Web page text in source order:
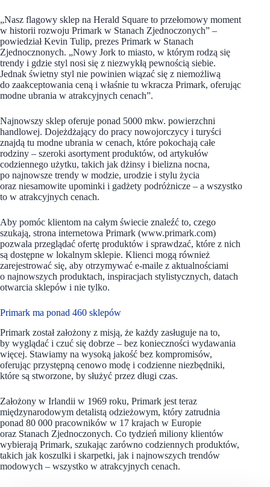
„Nasz flagowy sklep na Herald Square to przełomowy moment
w historii rozwoju Primark w Stanach Zjednoczonych” –
powiedział Kevin Tulip, prezes Primark w Stanach
Zjednocznonych. „Nowy Jork to miasto, w którym rodzą się
trendy i gdzie styl nosi się z niezwykłą pewnością siebie.
Jednak świetny styl nie powinien wiązać się z niemożliwą
do zaakceptowania ceną i właśnie tu wkracza Primark, oferując
modne ubrania w atrakcyjnych cenach”.
Najnowszy sklep oferuje ponad 5000 mkw. powierzchni
handlowej. Dojeżdżający do pracy nowojorczycy i turyści
znajdą tu modne ubrania w cenach, które pokochają całe
rodziny – szeroki asortyment produktów, od artykułów
codziennego użytku, takich jak dżinsy i bielizna nocna,
po najnowsze trendy w modzie, urodzie i stylu życia
oraz niesamowite upominki i gadżety podróżnicze – a wszystko
to w atrakcyjnych cenach.
Aby pomóc klientom na całym świecie znaleźć to, czego
szukają, strona internetowa Primark (www.primark.com)
pozwala przeglądać ofertę produktów i sprawdzać, które z nich
są dostępne w lokalnym sklepie. Klienci mogą również
zarejestrować się, aby otrzymywać e-maile z aktualnościami
o najnowszych produktach, inspiracjach stylistycznych, datach
otwarcia sklepów i nie tylko.
Primark ma ponad 460 sklepów
Primark został założony z misją, że każdy zasługuje na to,
by wyglądać i czuć się dobrze – bez konieczności wydawania
więcej. Stawiamy na wysoką jakość bez kompromisów,
oferując przystępną cenowo modę i codzienne niezbędniki,
które są stworzone, by służyć przez długi czas.
Założony w Irlandii w 1969 roku, Primark jest teraz
międzynarodowym detalistą odzieżowym, który zatrudnia
ponad 80 000 pracowników w 17 krajach w Europie
oraz Stanach Zjednoczonych. Co tydzień miliony klientów
wybierają Primark, szukając zarówno codziennych produktów,
takich jak koszulki i skarpetki, jak i najnowszych trendów
modowych – wszystko w atrakcyjnych cenach.